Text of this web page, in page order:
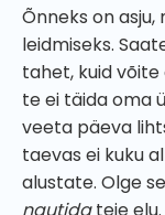
Õnneks on
leidmiseks.
tahet, kuid
te ei täida oma
veeta päeva
taevas ei kuku
alustate. Olge